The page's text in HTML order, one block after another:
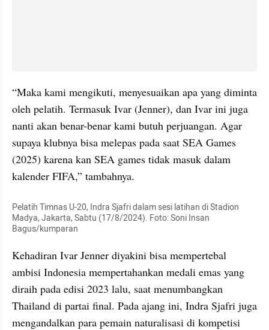
“Maka kami mengikuti, menyesuaikan apa yang diminta
oleh pelatih. Termasuk Ivar (Jenner), dan Ivar ini juga
nanti akan benar-benar kami butuh perjuangan. Agar
supaya klubnya bisa melepas pada saat SEA Games
(2025) karena kan SEA games tidak masuk dalam
kalender FIFA,” tambahnya.
Pelatih Timnas U-20, Indra Sjafri dalam sesi latihan di Stadion
Madya, Jakarta, Sabtu (17/8/2024). Foto: Soni Insan
Bagus/kumparan
Kehadiran Ivar Jenner diyakini bisa mempertebal
ambisi Indonesia mempertahankan medali emas yang
diraih pada edisi 2023 lalu, saat menumbangkan
Thailand di partai final. Pada ajang ini, Indra Sjafri juga
mengandalkan para pemain naturalisasi di kompetisi